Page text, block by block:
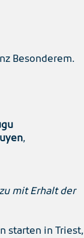
Besonderem.
,
mit Erhalt der
starten in Triest,